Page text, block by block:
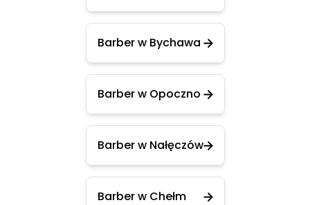
Barber w Bychawa
Barber w Opoczno
Barber w Nałęczów
Barber w Chełm